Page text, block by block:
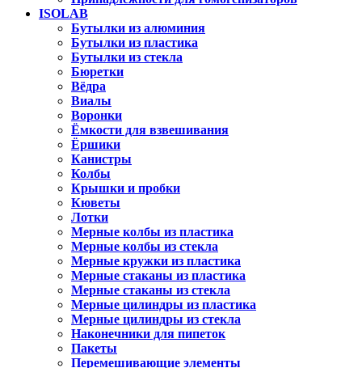
ISOLAB
Бутылки из алюминия
Бутылки из пластика
Бутылки из стекла
Бюретки
Вёдра
Виалы
Воронки
Ёмкости для взвешивания
Ёршики
Канистры
Колбы
Крышки и пробки
Кюветы
Лотки
Мерные колбы из пластика
Мерные колбы из стекла
Мерные кружки из пластика
Мерные стаканы из пластика
Мерные стаканы из стекла
Мерные цилиндры из пластика
Мерные цилиндры из стекла
Наконечники для пипеток
Пакеты
Перемешивающие элементы